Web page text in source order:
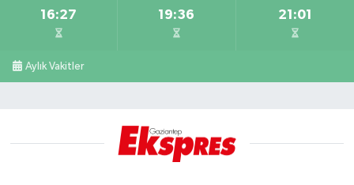
16:27 19:36 21:01
Aylık Vakitler